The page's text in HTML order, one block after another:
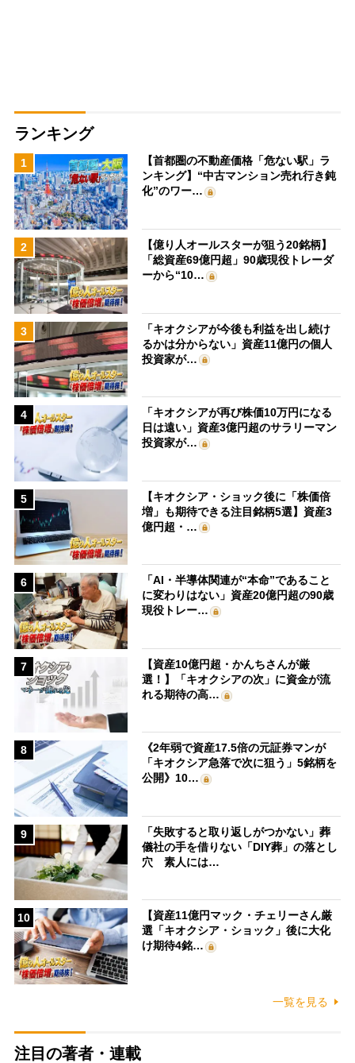
ランキング
1
【首都圏の不動産価格「危ない駅」ラ
ンキング】“中古マンション売れ行き鈍
化”のワー…
2
【億り人オールスターが狙う20銘柄】
「総資産69億円超」90歳現役トレーダ
ーから“10…
3
「キオクシアが今後も利益を出し続け
るかは分からない」資産11億円の個人
投資家が…
4
「キオクシアが再び株価10万円になる
日は遠い」資産3億円超のサラリーマン
投資家が…
5
【キオクシア・ショック後に「株価倍
増」も期待できる注目銘柄5選】資産3
億円超・…
6
「AI・半導体関連が“本命”であること
に変わりはない」資産20億円超の90歳
現役トレー…
7
【資産10億円超・かんちさんが厳
選！】「キオクシアの次」に資金が流
れる期待の高…
8
《2年弱で資産17.5倍の元証券マンが
「キオクシア急落で次に狙う」5銘柄を
公開》10…
9
「失敗すると取り返しがつかない」葬
儀社の手を借りない「DIY葬」の落とし
穴 素人には…
10
【資産11億円マック・チェリーさん厳
選「キオクシア・ショック」後に大化
け期待4銘…
一覧を見る
注目の著者・連載